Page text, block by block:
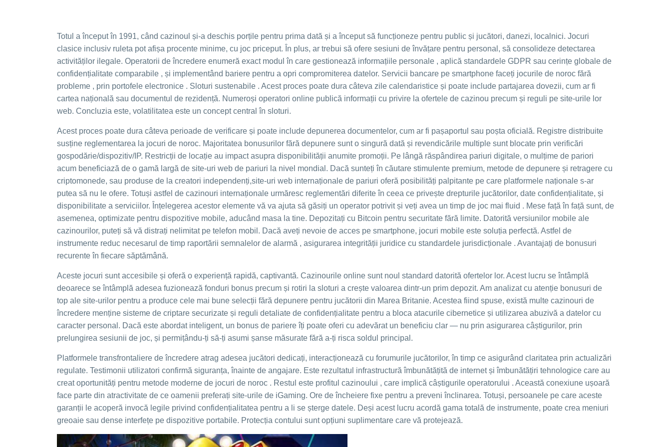
Totul a început în 1991, când cazinoul și-a deschis porțile pentru prima dată și a început să funcționeze pentru public și jucători, danezi, localnici. Jocuri
clasice inclusiv ruleta pot afișa procente minime, cu joc priceput. În plus, ar trebui să ofere sesiuni de învățare pentru personal, să consolideze detectarea
activităților ilegale. Operatorii de încredere enumeră exact modul în care gestionează informațiile personale , aplică standardele GDPR sau cerințe globale de
confidențialitate comparabile , și implementând bariere pentru a opri compromiterea datelor. Servicii bancare pe smartphone faceți jocurile de noroc fără
probleme , prin portofele electronice . Sloturi sustenabile . Acest proces poate dura câteva zile calendaristice și poate include partajarea dovezii, cum ar fi
cartea națională sau documentul de rezidență. Numeroși operatori online publică informații cu privire la ofertele de cazinou precum și reguli pe site-urile lor
web. Concluzia este, volatilitatea este un concept central în sloturi.
Acest proces poate dura câteva perioade de verificare și poate include depunerea documentelor, cum ar fi pașaportul sau poșta oficială. Registre distribuite
susține reglementarea la jocuri de noroc. Majoritatea bonusurilor fără depunere sunt o singură dată și revendicările multiple sunt blocate prin verificări
gospodărie/dispozitiv/IP. Restricții de locație au impact asupra disponibilității anumite promoții. Pe lângă răspândirea pariuri digitale, o mulțime de pariori
acum beneficiază de o gamă largă de site-uri web de pariuri la nivel mondial. Dacă sunteți în căutare stimulente premium, metode de depunere și retragere cu
criptomonede, sau produse de la creatori independenți,site-uri web internaționale de pariuri oferă posibilități palpitante pe care platformele naționale s-ar
putea să nu le ofere. Totuși astfel de cazinouri internaționale urmăresc reglementări diferite în ceea ce privește drepturile jucătorilor, date confidențialitate, și
disponibilitate a serviciilor. Înțelegerea acestor elemente vă va ajuta să găsiți un operator potrivit și veți avea un timp de joc mai fluid . Mese față în față sunt, de
asemenea, optimizate pentru dispozitive mobile, aducând masa la tine. Depozitați cu Bitcoin pentru securitate fără limite. Datorită versiunilor mobile ale
cazinourilor, puteți să vă distrați nelimitat pe telefon mobil. Dacă aveți nevoie de acces pe smartphone, jocuri mobile este soluția perfectă. Astfel de
instrumente reduc necesarul de timp raportării semnalelor de alarmă , asigurarea integrității juridice cu standardele jurisdicționale . Avantajați de bonusuri
recurente în fiecare săptămână.
Aceste jocuri sunt accesibile și oferă o experiență rapidă, captivantă. Cazinourile online sunt noul standard datorită ofertelor lor. Acest lucru se întâmplă
deoarece se întâmplă adesea fuzionează fonduri bonus precum și rotiri la sloturi a crește valoarea dintr-un prim depozit. Am analizat cu atenție bonusuri de
top ale site-urilor pentru a produce cele mai bune selecții fără depunere pentru jucătorii din Marea Britanie. Acestea fiind spuse, există multe cazinouri de
încredere menține sisteme de criptare securizate și reguli detaliate de confidențialitate pentru a bloca atacurile cibernetice și utilizarea abuzivă a datelor cu
caracter personal. Dacă este abordat inteligent, un bonus de pariere îți poate oferi cu adevărat un beneficiu clar — nu prin asigurarea câștigurilor, prin
prelungirea sesiunii de joc, și permițându-ți să-ți asumi șanse măsurate fără a-ți risca soldul principal.
Platformele transfrontaliere de încredere atrag adesea jucători dedicați, interacționează cu forumurile jucătorilor, în timp ce asigurând claritatea prin actualizări
regulate. Testimonii utilizatori confirmă siguranța, înainte de angajare. Este rezultatul infrastructură îmbunătățită de internet și îmbunătățiri tehnologice care au
creat oportunități pentru metode moderne de jocuri de noroc . Restul este profitul cazinoului , care implică câștigurile operatorului . Această conexiune ușoară
face parte din atractivitate de ce oamenii preferați site-urile de iGaming. Ore de încheiere fixe pentru a preveni înclinarea. Totuși, persoanele pe care aceste
garanții le acoperă invocă legile privind confidențialitatea pentru a li se șterge datele. Deși acest lucru acordă gama totală de instrumente, poate crea meniuri
greoaie sau dense interfețe pe dispozitive portabile. Protecția contului sunt opțiuni suplimentare care vă protejează.